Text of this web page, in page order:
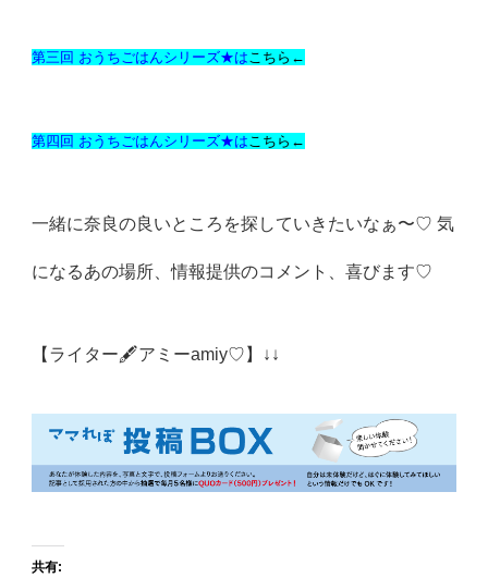
第三回 おうちごはんシリーズ★は こちら←
第四回 おうちごはんシリーズ★は こちら←
一緒に奈良の良いところを探していきたいなぁ〜♡ 気
になるあの場所、情報提供のコメント、喜びます♡
【ライター🖋アミーamiy♡】↓↓
共有: